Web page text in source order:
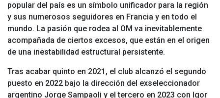
popular del país es un símbolo unificador para la región
y sus numerosos seguidores en Francia y en todo el
mundo. La pasión que rodea al OM va inevitablemente
acompañada de ciertos excesos, que están en el origen
de una inestabilidad estructural persistente.
Tras acabar quinto en 2021, el club alcanzó el segundo
puesto en 2022 bajo la dirección del exseleccionador
argentino Jorge Sampaoli y el tercero en 2023 con Igor